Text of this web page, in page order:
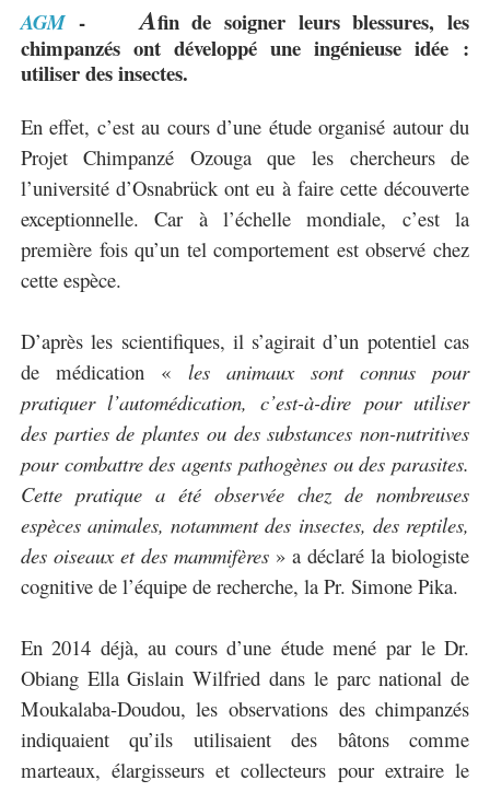
AGM- Afin de soigner leurs blessures, les
chimpanzés ont développé une ingénieuse idée :
utiliser des insectes.
En effet, c’est au cours d’une étude organisé autour du
Projet Chimpanzé Ozouga que les chercheurs de
l’université d’Osnabrück ont eu à faire cette découverte
exceptionnelle. Car à l’échelle mondiale, c’est la
première fois qu’un tel comportement est observé chez
cette espèce.
D’après les scientifiques, il s’agirait d’un potentiel cas
de médication « les animaux sont connus pour
pratiquer l’automédication, c’est-à-dire pour utiliser
des parties de plantes ou des substances non-nutritives
pour combattre des agents pathogènes ou des parasites.
Cette pratique a été observée chez de nombreuses
espèces animales, notamment des insectes, des reptiles,
des oiseaux et des mammifères» a déclaré la biologiste
cognitive de l’équipe de recherche, la Pr. Simone Pika.
En 2014 déjà, au cours d’une étude mené par le Dr.
Obiang Ella Gislain Wilfried dans le parc national de
Moukalaba-Doudou, les observations des chimpanzés
indiquaient qu’ils utilisaient des bâtons comme
marteaux, élargisseurs et collecteurs pour extraire le